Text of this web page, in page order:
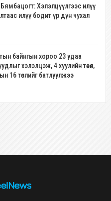
Хэлэлцүүлгээс илүү
илүү бодит үр дүн чухал
байнгын хороо 23 удаа
хэлэлцэж, 4 хуулийн төсөл,
16 төслийг батлуулжээ